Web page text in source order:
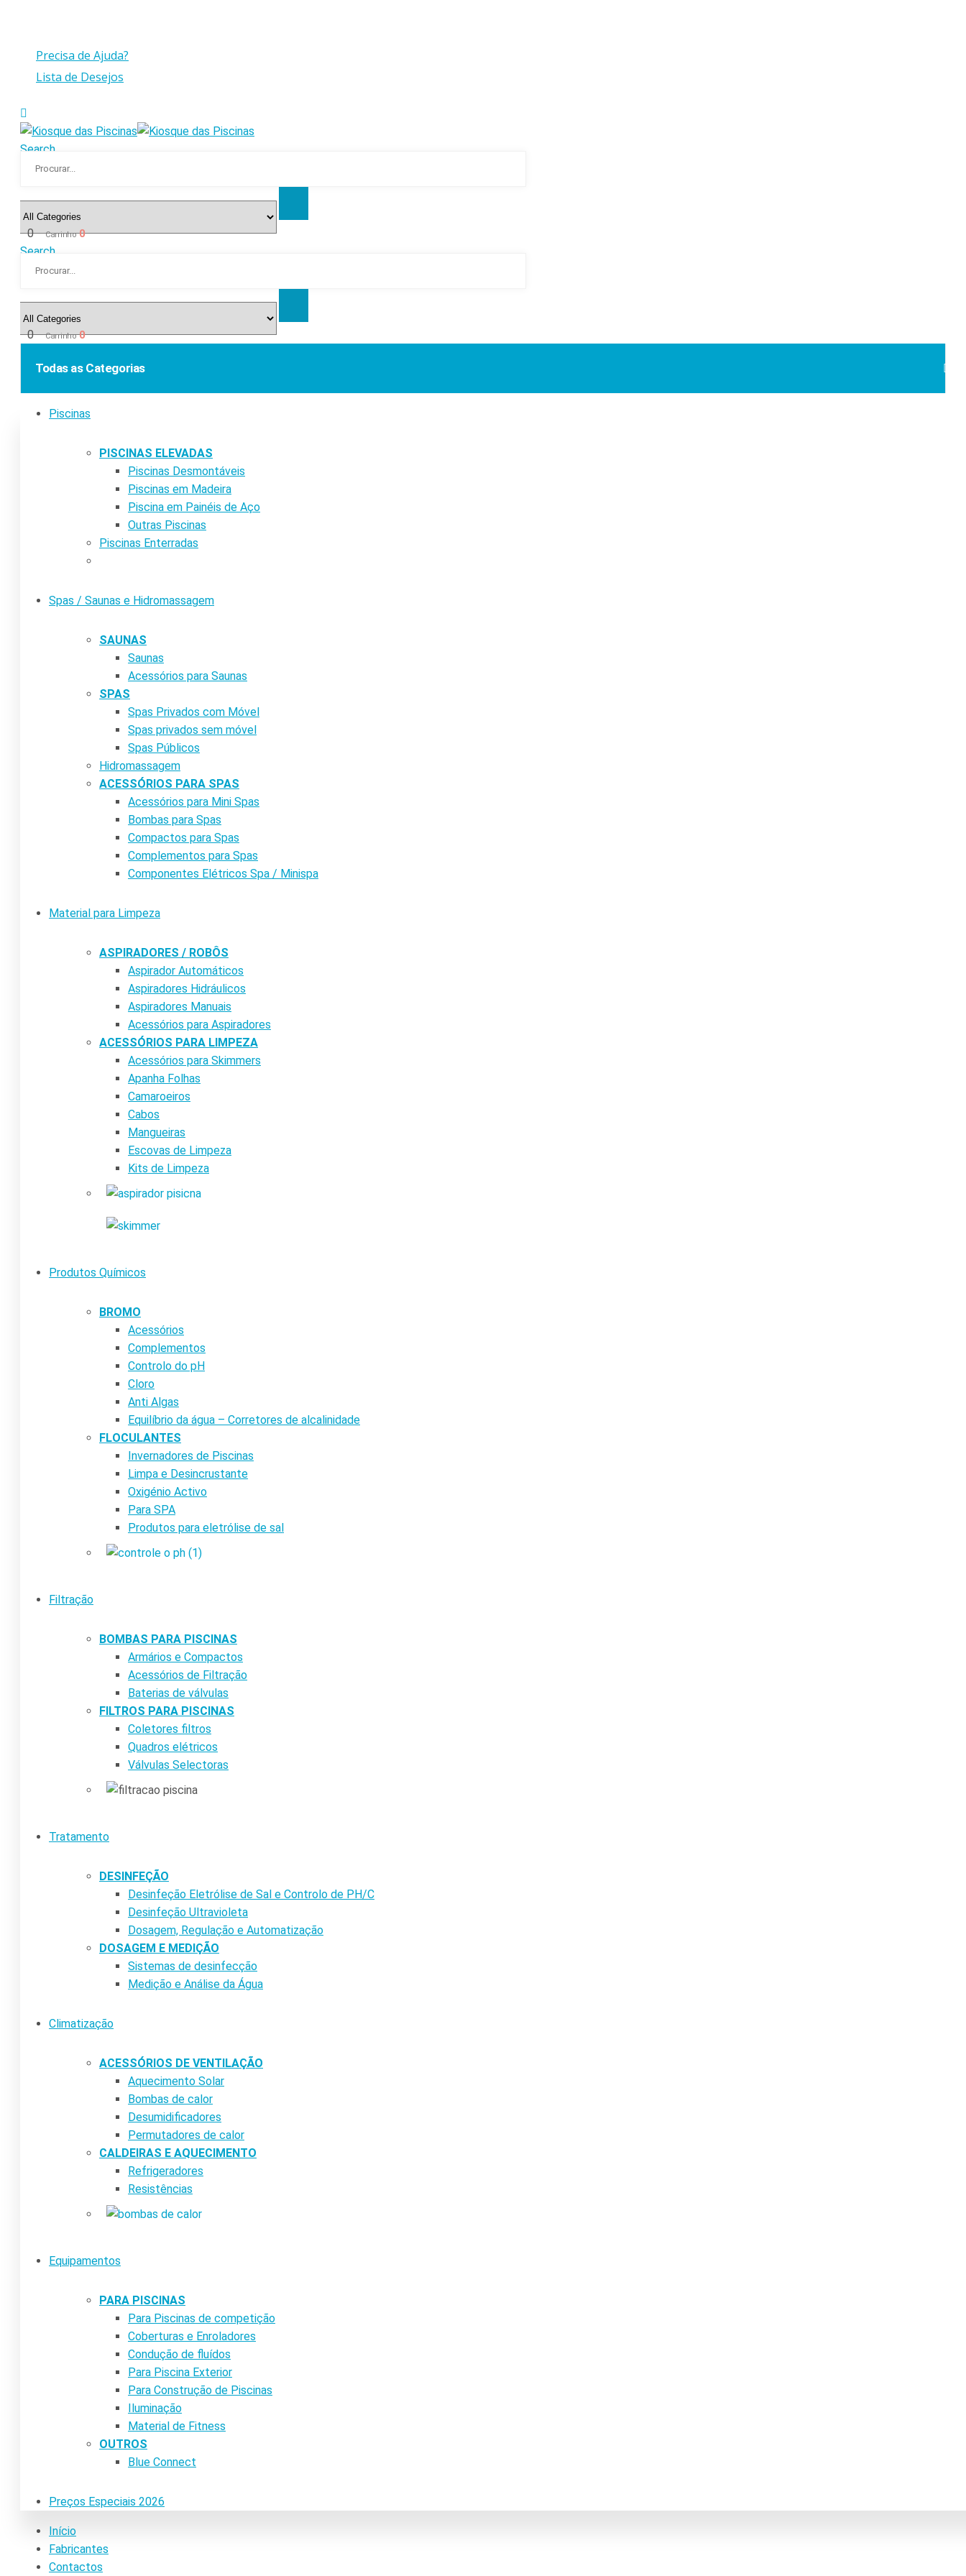
Precisa de Ajuda?
Lista de Desejos
Search
0 Carrinho0
Search
0 Carrinho0
Todas as Categorias
Piscinas
PISCINAS ELEVADAS
Piscinas Desmontáveis
Piscinas em Madeira
Piscina em Painéis de Aço
Outras Piscinas
Piscinas Enterradas
Spas / Saunas e Hidromassagem
SAUNAS
Saunas
Acessórios para Saunas
SPAS
Spas Privados com Móvel
Spas privados sem móvel
Spas Públicos
Hidromassagem
ACESSÓRIOS PARA SPAS
Acessórios para Mini Spas
Bombas para Spas
Compactos para Spas
Complementos para Spas
Componentes Elétricos Spa / Minispa
Material para Limpeza
ASPIRADORES / ROBÔS
Aspirador Automáticos
Aspiradores Hidráulicos
Aspiradores Manuais
Acessórios para Aspiradores
ACESSÓRIOS PARA LIMPEZA
Acessórios para Skimmers
Apanha Folhas
Camaroeiros
Cabos
Mangueiras
Escovas de Limpeza
Kits de Limpeza
Produtos Químicos
BROMO
Acessórios
Complementos
Controlo do pH
Cloro
Anti Algas
Equilíbrio da água – Corretores de alcalinidade
FLOCULANTES
Invernadores de Piscinas
Limpa e Desincrustante
Oxigénio Activo
Para SPA
Produtos para eletrólise de sal
Filtração
BOMBAS PARA PISCINAS
Armários e Compactos
Acessórios de Filtração
Baterias de válvulas
FILTROS PARA PISCINAS
Coletores filtros
Quadros elétricos
Válvulas Selectoras
Tratamento
DESINFEÇÃO
Desinfeção Eletrólise de Sal e Controlo de PH/C
Desinfeção Ultravioleta
Dosagem, Regulação e Automatização
DOSAGEM E MEDIÇÃO
Sistemas de desinfecção
Medição e Análise da Água
Climatização
ACESSÓRIOS DE VENTILAÇÃO
Aquecimento Solar
Bombas de calor
Desumidificadores
Permutadores de calor
CALDEIRAS E AQUECIMENTO
Refrigeradores
Resistências
Equipamentos
PARA PISCINAS
Para Piscinas de competição
Coberturas e Enroladores
Condução de fluídos
Para Piscina Exterior
Para Construção de Piscinas
Iluminação
Material de Fitness
OUTROS
Blue Connect
Preços Especiais 2026
Início
Fabricantes
Contactos